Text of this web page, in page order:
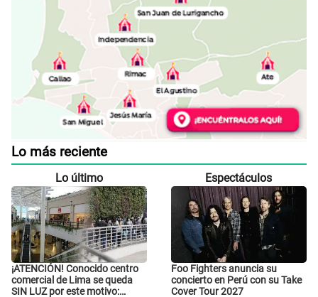
Lo más reciente
Lo último
¡ATENCIÓN! Conocido centro
comercial de Lima se queda
SIN LUZ por este motivo:
Espectáculos
Foo Fighters anuncia su
concierto en Perú con su Take
Cover Tour 2027